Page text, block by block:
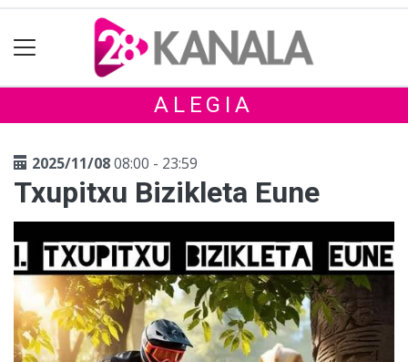
ALEGIA
2025/11/0808:00 - 23:59
Txupitxu Bizikleta Eune